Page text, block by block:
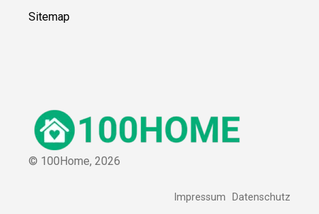
Sitemap
© 100Home, 2026
Impressum Datenschutz